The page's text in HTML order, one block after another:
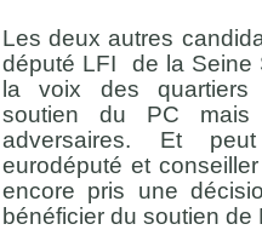
Les deux autres
député LFI de la Seine
la voix des quartiers
soutien du PC
adversaires. Et
eurodéputé et
encore pris une
bénéficier du soutien de